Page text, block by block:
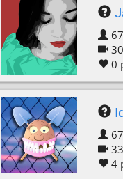
0
4